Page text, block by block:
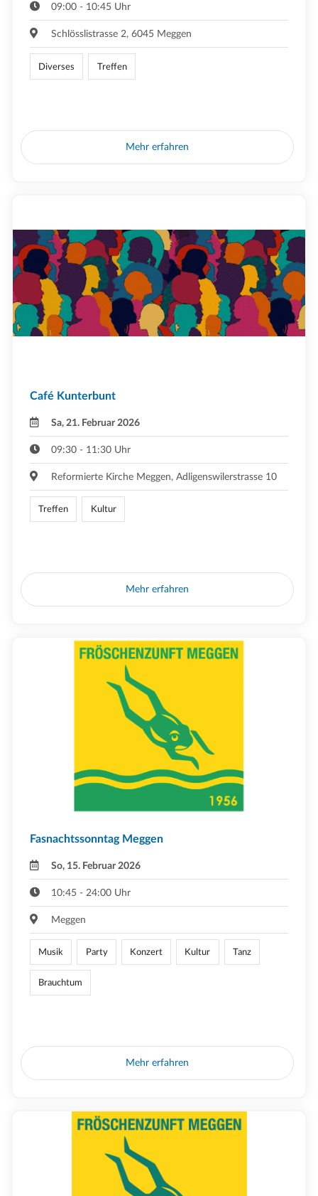
09:00 - 10:45 Uhr
Schlösslistrasse 2, 6045 Meggen
Diverses Treffen
Mehr erfahren
Café Kunterbunt
Sa, 21. Februar 2026
09:30 - 11:30 Uhr
Reformierte Kirche Meggen, Adligenswilerstrasse 10
Treffen Kultur
Mehr erfahren
Fasnachtssonntag Meggen
So, 15. Februar 2026
10:45 - 24:00 Uhr
Meggen
Musik Party Konzert Kultur Tanz
Brauchtum
Mehr erfahren